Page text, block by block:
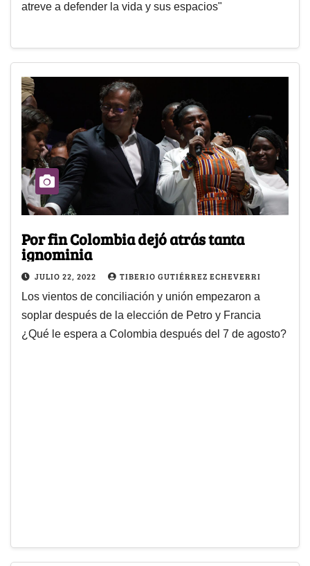
atreve a defender la vida y sus espacios"
Por fin Colombia dejó atrás tanta
ignominia
JULIO 22, 2022 TIBERIO GUTIÉRREZ ECHEVERRI
Los vientos de conciliación y unión empezaron a
soplar después de la elección de Petro y Francia
¿Qué le espera a Colombia después del 7 de agosto?